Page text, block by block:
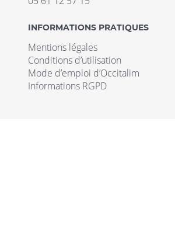
INFORMATIONS PRATIQUES
Mentions légales
Conditions d’utilisation
Mode d’emploi d’Occitalim
Informations RGPD